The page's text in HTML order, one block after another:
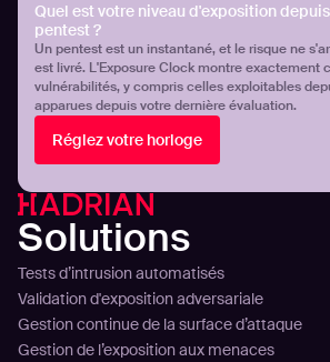
Quel est votre niveau d'exposition
pentest ?
Un pentest est un instantané, et le risque ne
est livré. L'Exposure Clock montre exactement
vulnérabilités, y compris celles exploitables
apparues depuis votre dernière évaluation.
Réglez votre horloge
Solutions
Tests d’intrusion automatisés
Validation d'exposition adversariale
Gestion continue de la surface d’attaque
Gestion de l’exposition aux menaces